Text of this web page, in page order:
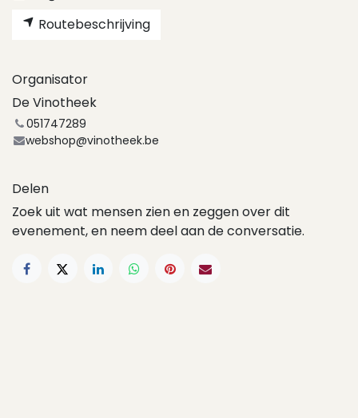
Routebeschrijving
Organisator
De Vinotheek
051747289
webshop@vinotheek.be
Delen
Zoek uit wat mensen zien en zeggen over dit
evenement, en neem deel aan de conversatie.